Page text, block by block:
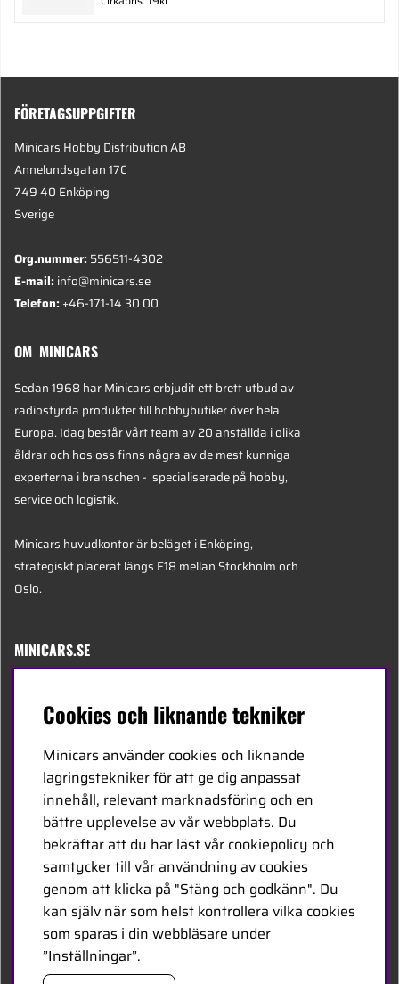
FÖRETAGSUPPGIFTER
Minicars Hobby Distribution AB
Annelundsgatan 17C
749 40 Enköping
Sverige
Org.nummer:556511-4302
E-mail:info@minicars.se
Telefon:+46-171-14 30 00
OM MINICARS
Sedan 1968 har Minicars erbjudit ett brett utbud av
radiostyrda produkter till hobbybutiker över hela
Europa. Idag består vårt team av 20 anställda i olika
åldrar och hos oss finns några av de mest kunniga
experterna i branschen - specialiserade på hobby,
service och logistik.
Minicars huvudkontor är beläget i Enköping,
strategiskt placerat längs E18 mellan Stockholm och
Oslo.
MINICARS.SE
Bli återförsäljare
Bli leverantör
Jobba hos oss
FÖLJ OSS
Facebook
Cookies och liknande tekniker
Minicars använder cookies och liknande
lagringstekniker för att ge dig anpassat
innehåll, relevant marknadsföring och en
bättre upplevelse av vår webbplats. Du
bekräftar att du har läst vår cookiepolicy och
samtycker till vår användning av cookies
genom att klicka på "Stäng och godkänn". Du
kan själv när som helst kontrollera vilka cookies
som sparas i din webbläsare under
”Inställningar”.